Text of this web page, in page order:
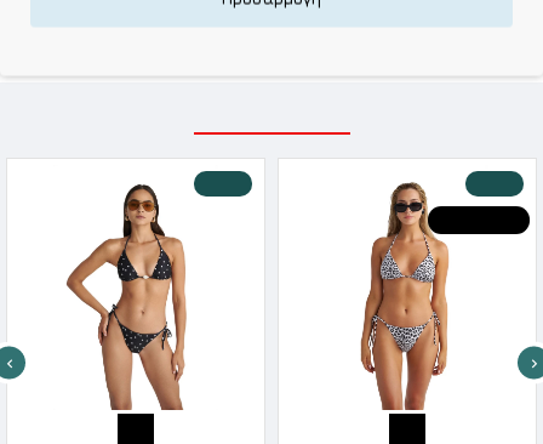
Απολαύστε Υφάσματα Φιλικά Προς το Δέρμα & Ανώτερη
Ποιότητα σε Προσιτές τιμές